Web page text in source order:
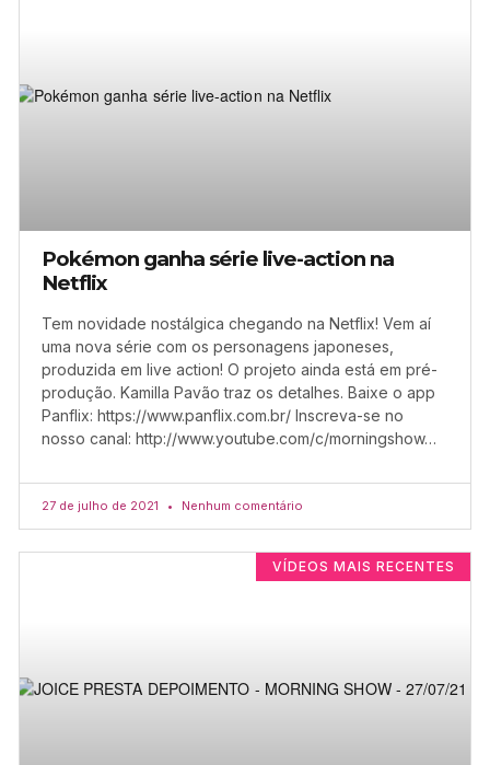
Pokémon ganha série live-action na
Netflix
Tem novidade nostálgica chegando na Netflix! Vem aí
uma nova série com os personagens japoneses,
produzida em live action! O projeto ainda está em pré-
produção. Kamilla Pavão traz os detalhes. Baixe o app
Panflix: https://www.panflix.com.br/ Inscreva-se no
nosso canal: http://www.youtube.com/c/morningshow…
27 de julho de 2021 Nenhum comentário
VÍDEOS MAIS RECENTES